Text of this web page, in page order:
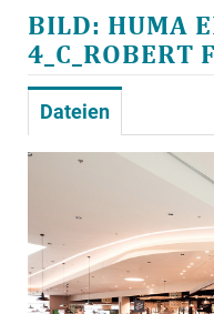
BILD: HUMA
4_C_ROBERT
Dateien